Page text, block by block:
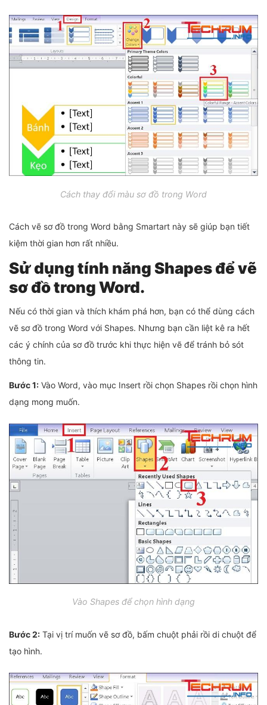
Cách thay đổi màu sơ đồ trong Word
Cách vẽ sơ đồ trong Word bằng Smartart này sẽ giúp bạn tiết
kiệm thời gian hơn rất nhiều.
Sử dụng tính năng Shapes để vẽ
sơ đồ trong Word.
Nếu có thời gian và thích khám phá hơn, bạn có thể dùng cách
vẽ sơ đồ trong Word với Shapes. Nhưng bạn cần liệt kê ra hết
các ý chính của sơ đồ trước khi thực hiện vẽ để tránh bỏ sót
thông tin.
Bước 1: Vào Word, vào mục Insert rồi chọn Shapes rồi chọn hình
dạng mong muốn.
Vào Shapes để chọn hình dạng
Bước 2: Tại vị trí muốn vẽ sơ đồ, bấm chuột phải rồi di chuột để
tạo hình.